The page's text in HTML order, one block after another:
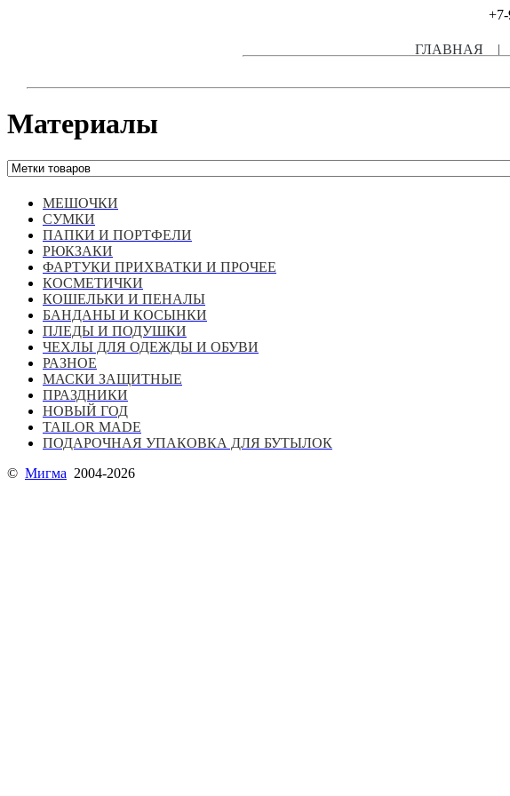
ГЛАВНАЯ |
Материалы
МЕШОЧКИ
СУМКИ
ПАПКИ И ПОРТФЕЛИ
РЮКЗАКИ
ФАРТУКИ ПРИХВАТКИ И ПРОЧЕЕ
КОСМЕТИЧКИ
КОШЕЛЬКИ И ПЕНАЛЫ
БАНДАНЫ И КОСЫНКИ
ПЛЕДЫ И ПОДУШКИ
ЧЕХЛЫ ДЛЯ ОДЕЖДЫ И ОБУВИ
РАЗНОЕ
МАСКИ ЗАЩИТНЫЕ
ПРАЗДНИКИ
НОВЫЙ ГОД
TAILOR MADE
ПОДАРОЧНАЯ УПАКОВКА ДЛЯ БУТЫЛОК
© Мигма 2004-2026